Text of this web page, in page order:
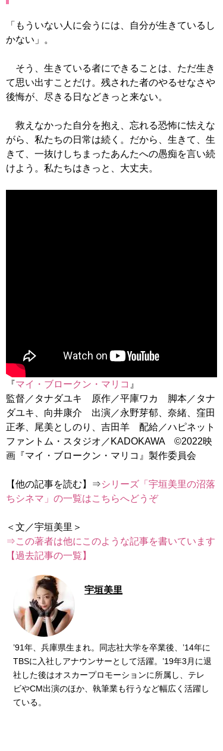
「もういない人に会うには、自分が生きているし
かない」。
そう、生きている者にできることは、ただ生き
て思い出すことだけ。残された者のやるせなさや
後悔が、尽きる日などきっと来ない。
救えなかった自分を抱え、忘れる恐怖に怯えな
がら、私たちの日常は続く。だから、生きて、生
きて、一抜けしちまったあんたへの愚痴を言い続
けよう。私たちはきっと、大丈夫。
『マイ・ブロークン・マリコ 』
監督／タナダユキ 原作／平庫ワカ 脚本／タナ
ダユキ、向井康介 出演／永野芽郁、奈緒、窪田
正孝、尾美としのり、吉田羊 配給／ハピネット
ファントム・スタジオ／KADOKAWA ©2022映
画『マイ・ブロークン・マリコ』製作委員会
【他の記事を読む】⇒シリーズ「宇垣美里の沼落
ちシネマ」の一覧はこちらへどうぞ
⇒この著者は他にこのような記事を書いています
【過去記事の一覧】
宇垣美里
’91年、兵庫県生まれ。同志社大学を卒業後、’14年に
TBSに入社しアナウンサーとして活躍。’19年3月に退
社した後はオスカープロモーションに所属し、テレ
ビやCM出演のほか、執筆業も行うなど幅広く活躍し
ている。